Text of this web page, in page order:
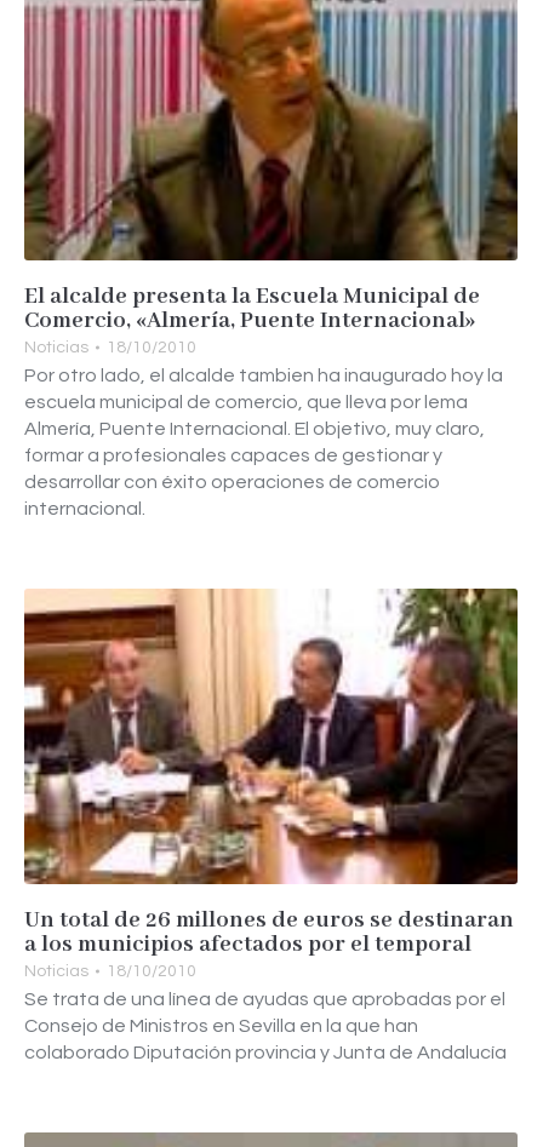
El alcalde presenta la Escuela Municipal de
Comercio, «Almería, Puente Internacional»
Noticias 18/10/2010
Por otro lado, el alcalde tambien ha inaugurado hoy la
escuela municipal de comercio, que lleva por lema
Almería, Puente Internacional. El objetivo, muy claro,
formar a profesionales capaces de gestionar y
desarrollar con éxito operaciones de comercio
internacional.
Un total de 26 millones de euros se destinaran
a los municipios afectados por el temporal
Noticias 18/10/2010
Se trata de una línea de ayudas que aprobadas por el
Consejo de Ministros en Sevilla en la que han
colaborado Diputación provincia y Junta de Andalucía